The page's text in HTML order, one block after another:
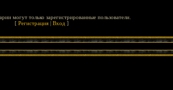
могут только зарегистрированные пользователи.
[ Регистрация| Вход ]